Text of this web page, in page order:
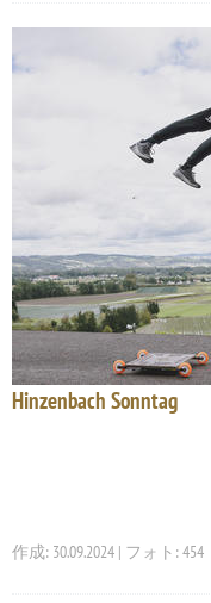
Hinzenbach Sonntag
作成: 30.09.2024 | フォト: 454